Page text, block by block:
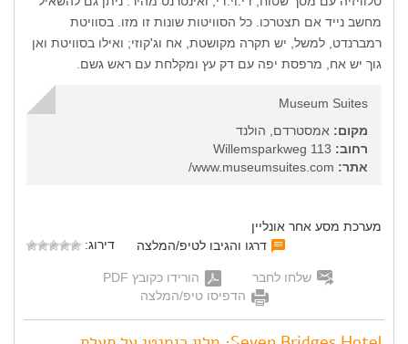
מחשב נייד אם תצטרכו. כל הסוויטות שונות זו מזו. בסוויטת
רמברנדט, למשל, יש תקרה מקושטת, אח וג'קוזי; ואילו בסוויטת ואן
גוך יש אח, מרפסת יפה עם דק עץ ומקלחת עם ראש גשם.
Museum Suites
מקום: אמסטרדם, הולנד
רחוב:
אתר:
מערכת מסע אחר אונליין
דרגו והגיבו לטיפ/המלצה
דירוג:
שלחו לחבר
הורידו כקובץ PDF
הדפיסו טיפ/המלצה